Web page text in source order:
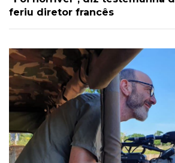
feriu diretor francês